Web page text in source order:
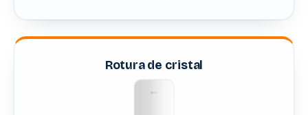
Rotura de cristal